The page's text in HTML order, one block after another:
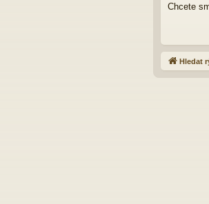
Chcete
Hledat